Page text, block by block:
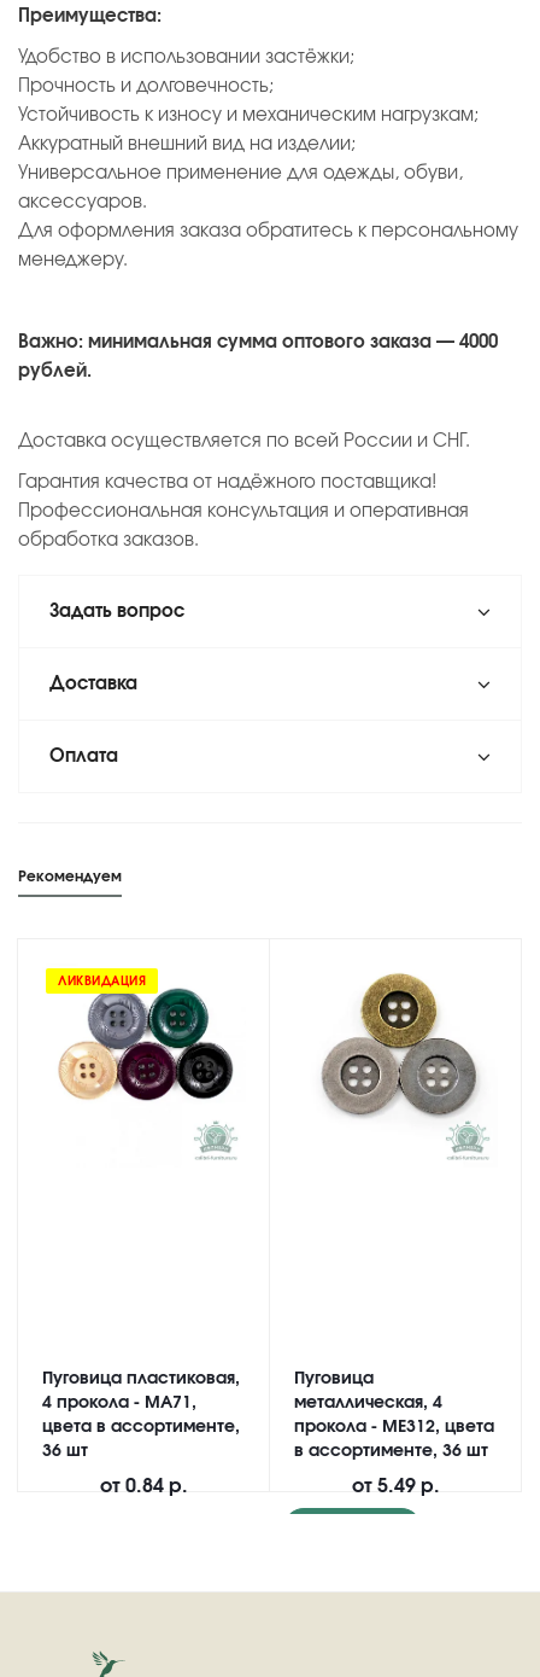
Преимущества:
Удобство в использовании застёжки;
Прочность и долговечность;
Устойчивость к износу и механическим нагрузкам;
Аккуратный внешний вид на изделии;
Универсальное применение для одежды, обуви,
аксессуаров.
Для оформления заказа обратитесь к персональному
менеджеру.
Важно: минимальная сумма оптового заказа — 4000
рублей.
Доставка осуществляется по всей России и СНГ.
Гарантия качества от надёжного поставщика!
Профессиональная консультация и оперативная
обработка заказов.
Задать вопрос
Доставка
Оплата
Рекомендуем
ЛИКВИДАЦИЯ
Пуговица пластиковая,
4 прокола - MA71,
цвета в ассортименте,
36 шт
от 0.84 р.
Пуговица
металлическая, 4
прокола - ME312, цвета
в ассортименте, 36 шт
от 5.49 р.